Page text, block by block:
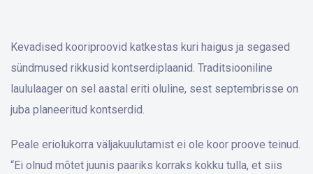
Kevadised kooriproovid katkestas kuri haigus ja segased
sündmused rikkusid kontserdiplaanid. Traditsiooniline
laululaager on sel aastal eriti oluline, sest septembrisse on
juba planeeritud kontserdid.
Peale eriolukorra väljakuulutamist ei ole koor proove teinud.
“Ei olnud mõtet juunis paariks korraks kokku tulla, et siis